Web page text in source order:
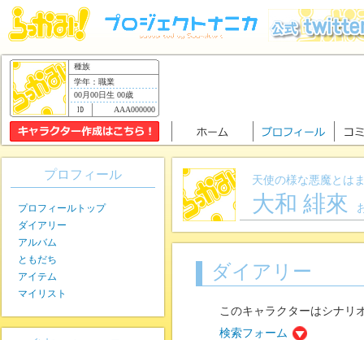
種族
学年：職業
00月00日生 00歳
AAA000000
天使の様な悪魔とは
大和 緋來
ダイアリー
このキャラクターはシナリ
検索フォーム
プロフィール
プロフィールトップ
ダイアリー
アルバム
ともだち
アイテム
マイリスト